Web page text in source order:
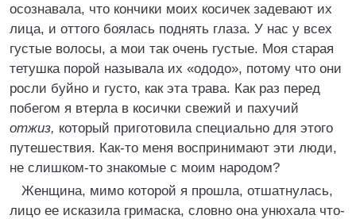
осознавала, что кончики моих косичек задевают их
лица, и оттого боялась поднять глаза. У нас у всех
густые волосы, а мои так очень густые. Моя старая
тетушка порой называла их «ододо», потому что они
росли буйно и густо, как эта трава. Как раз перед
побегом я втерла в косички свежий и пахучий
отжиз, который приготовила специально для этого
путешествия. Как-то меня воспринимают эти люди,
не слишком-то знакомые с моим народом?
Женщина, мимо которой я прошла, отшатнулась,
лицо ее исказила гримаска, словно она унюхала что-